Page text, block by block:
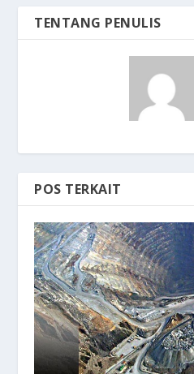
TENTANG PENULIS
POS TERKAIT